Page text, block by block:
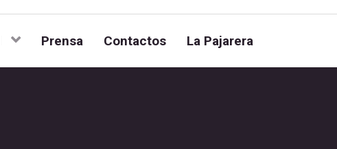
Prensa Contactos La Pajarera